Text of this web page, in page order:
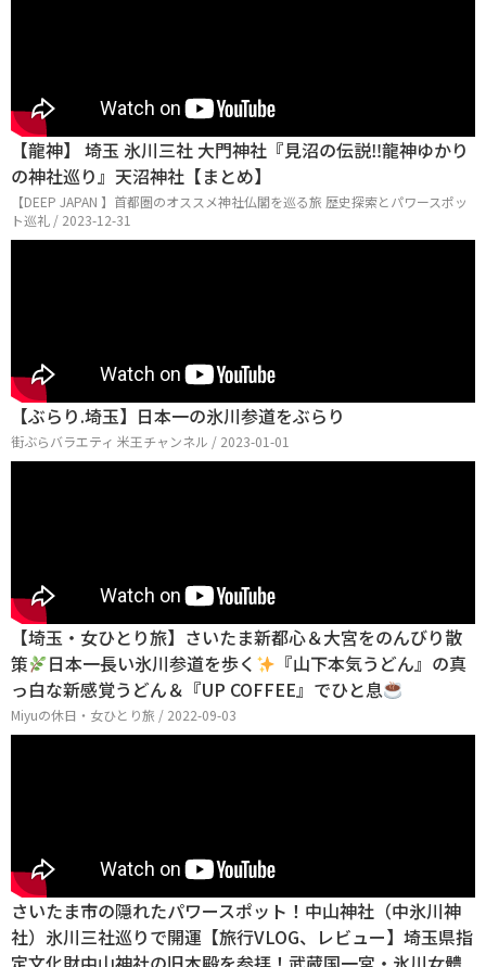
【龍神】 埼玉 氷川三社 大門神社『見沼の伝説‼龍神ゆかり
の神社巡り』天沼神社【まとめ】
【DEEP JAPAN 】首都圏のオススメ神社仏閣を巡る旅 歴史探索とパワースポッ
ト巡礼 / 2023-12-31
【ぶらり.埼玉】日本一の氷川参道をぶらり
街ぶらバラエティ 米王チャンネル / 2023-01-01
【埼玉・女ひとり旅】さいたま新都心＆大宮をのんびり散
策
日本一長い氷川参道を歩く
『山下本気うどん』の真
っ白な新感覚うどん＆『UP COFFEE』でひと息
Miyuの休日・女ひとり旅 / 2022-09-03
さいたま市の隠れたパワースポット！中山神社（中氷川神
社）氷川三社巡りで開運【旅行VLOG、レビュー】埼玉県指